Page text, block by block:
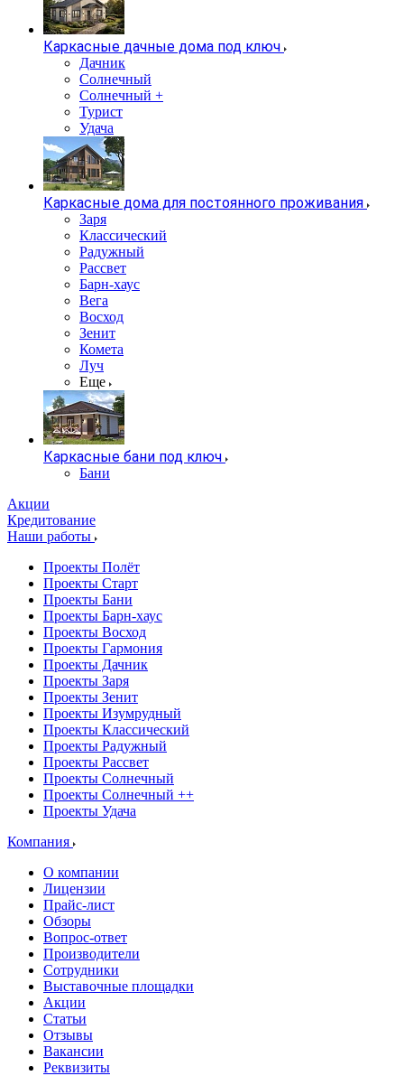
Каркасные дачные дома под ключ
Дачник
Солнечный
Солнечный +
Турист
Удача
Каркасные дома для постоянного проживания
Заря
Классический
Радужный
Рассвет
Барн-хаус
Вега
Восход
Зенит
Комета
Луч
Еще
Каркасные бани под ключ
Бани
Акции
Кредитование
Наши работы
Проекты Полёт
Проекты Старт
Проекты Бани
Проекты Барн-хаус
Проекты Восход
Проекты Гармония
Проекты Дачник
Проекты Заря
Проекты Зенит
Проекты Изумрудный
Проекты Классический
Проекты Радужный
Проекты Рассвет
Проекты Солнечный
Проекты Солнечный ++
Проекты Удача
Компания
О компании
Лицензии
Прайс-лист
Обзоры
Вопрос-ответ
Производители
Сотрудники
Выставочные площадки
Акции
Статьи
Отзывы
Вакансии
Реквизиты